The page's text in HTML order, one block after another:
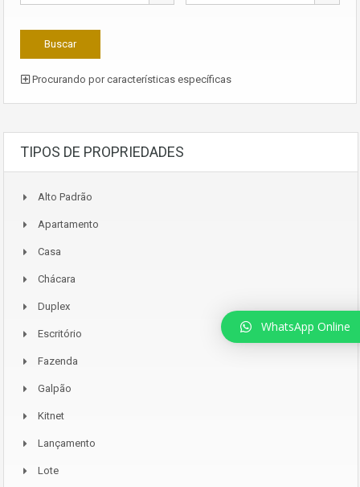
Procurando por características específicas
TIPOS DE PROPRIEDADES
Alto Padrão
Apartamento
Casa
Chácara
Duplex
Escritório
Fazenda
Galpão
Kitnet
Lançamento
Lote
WhatsApp Online